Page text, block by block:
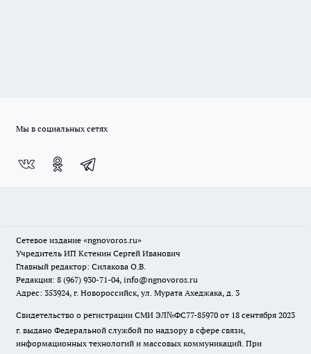
Мы в социальных сетях
Сетевое издание «ngnovoros.ru»
Учредитель ИП Кстенин Сергей Иванович
Главный редактор: Силакова О.В.
Редакция: 8 (967) 930-71-04, info@ngnovoros.ru
Адрес: 353924, г. Новороссийск, ул. Мурата Ахеджака, д. 3
Свидетельство о регистрации СМИ ЭЛ№ФС77-85970 от 18 сентября 2023
г. выдано Федеральной службой по надзору в сфере связи,
информационных технологий и массовых коммуникаций. При